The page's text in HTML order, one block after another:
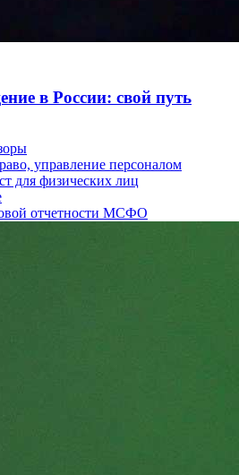
в России: свой путь
управление персоналом
для физических лиц
отчетности МСФО